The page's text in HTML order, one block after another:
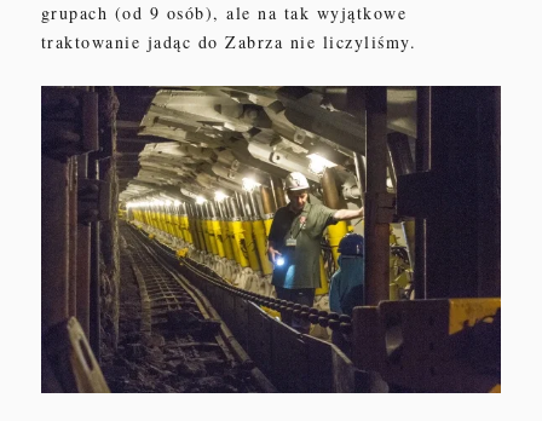
grupach (od 9 osób), ale na tak wyjątkowe
traktowanie jadąc do Zabrza nie liczyliśmy.